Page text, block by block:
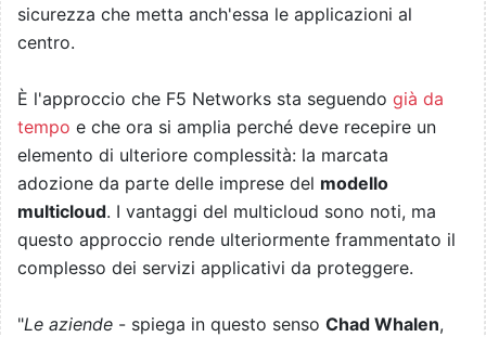
sicurezza che metta anch'essa le applicazioni al
centro.
È l'approccio che F5 Networks sta seguendo già da
tempo e che ora si amplia perché deve recepire un
elemento di ulteriore complessità: la marcata
adozione da parte delle imprese del modello
multicloud. I vantaggi del multicloud sono noti, ma
questo approccio rende ulteriormente frammentato il
complesso dei servizi applicativi da proteggere.
"Le aziende - spiega in questo senso Chad Whalen,